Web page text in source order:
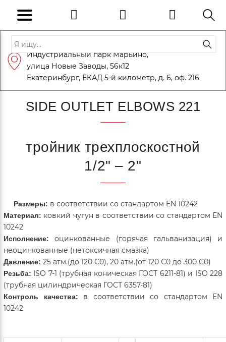
+7 (812) 600-10-15
info@eversteel.ru
Адрес: Санкт-Петербург, Петергоф,
Индустриальный парк Марьино,
улица Новые Заводы, 56к12
Екатеринбург, ЕКАД 5-й километр, д. 6, оф. 216
ЗАКАЗАТЬ ЗВОНОК
SIDE OUTLET ELBOWS 221
тройник трехплоскостной
1/2" – 2"
Размеры: в соответствии со стандартом EN 10242
Материал: ковкий чугун в соответствии со стандартом EN
10242
Исполнение:
оцинкованные (горячая гальванизация) и
неоцинкованные (нетоксичная смазка)
Давление: 25 атм.(до 120 С0), 20 атм.(от 120 С0 до 300 С0)
Резьба: ISO 7-1 (трубная коническая ГОСТ 6211-81) и ISO 228
(трубная цилиндрическая ГОСТ 6357-81)
Контроль качества: в соответствии со стандартом EN
10242